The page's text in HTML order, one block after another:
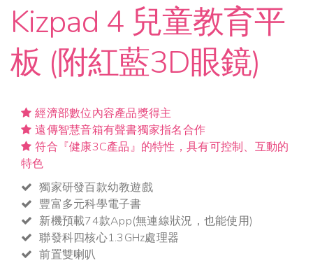
Kizpad 4 兒童教育平
板 (附紅藍3D眼鏡)
經濟部數位內容產品獎得主
遠傳智慧音箱有聲書獨家指名合作
符合『健康3C產品』的特性，具有可控制、互動的
特色
獨家研發百款幼教遊戲
豐富多元科學電子書
新機預載74款App(無連線狀況，也能使用)
聯發科四核心1.3GHz處理器
前置雙喇叭